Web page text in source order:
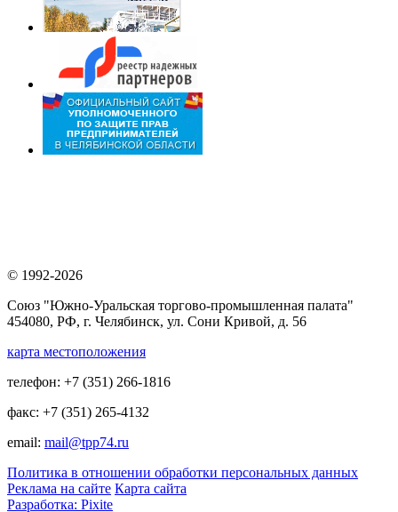
© 1992-2026
Союз "Южно-Уральская торгово-промышленная палата"
454080, РФ, г. Челябинск, ул. Сони Кривой, д. 56
карта местоположения
телефон: +7 (351) 266-1816
факс: +7 (351) 265-4132
email: mail@tpp74.ru
Политика в отношении обработки персональных данных
Реклама на сайте Карта сайта
Разработка: Pixite